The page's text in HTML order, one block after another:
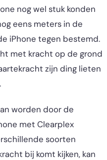
nog wel stuk konden
eens meters in de
iPhone tegen bestemd.
met kracht op de grond
zijn ding lieten
worden door de
met Clearplex
soorten
bij komt kijken, kan